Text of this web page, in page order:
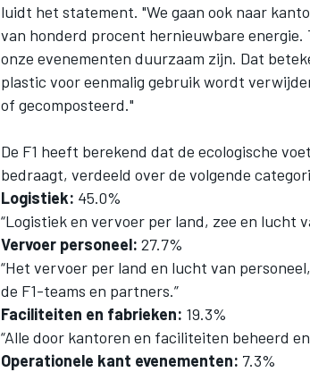
luidt het statement. "We gaan ook naar
van honderd procent hernieuwbare energie.
onze evenementen duurzaam zijn. Dat
plastic voor eenmalig gebruik wordt
of gecomposteerd."
De F1 heeft berekend dat de ecologische
bedraagt, verdeeld over de volgende
Logistiek: 45.0%
“Logistiek en vervoer per land, zee en lucht
Vervoer personeel: 27.7%
“Het vervoer per land en lucht van
de F1-teams en partners.”
Faciliteiten en fabrieken: 19.3%
“Alle door kantoren en faciliteiten beheerd
Operationele kant evenementen: 7.3%